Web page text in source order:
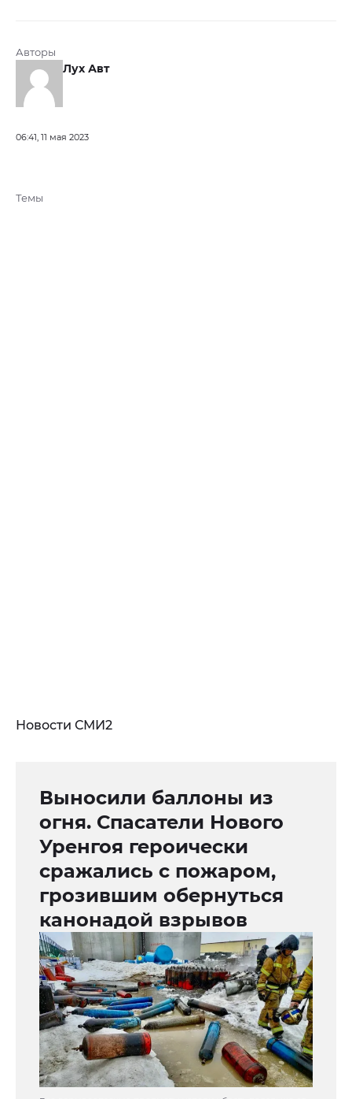
Авторы
Лух Авт
06:41, 11 мая 2023
Темы
Новости СМИ2
Выносили баллоны из
огня. Спасатели Нового
Уренгоя героически
сражались с пожаром,
грозившим обернуться
канонадой взрывов